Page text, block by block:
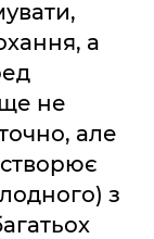
а
не
але
з